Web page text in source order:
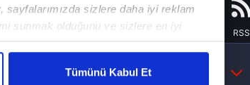
sizlere daha iyi reklam
sunmak olduğunu ve sizlere en iyi
maliyetlerimizi karşılamak
Tümünü Kabul Et
RSS
DAHA FAZLA